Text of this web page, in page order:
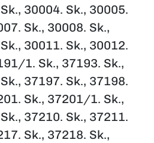
30004. Sk., 30005.
Sk., 30008. Sk.,
30011. Sk., 30012.
1. Sk., 37193. Sk.,
37197. Sk., 37198.
Sk., 37201/1. Sk.,
37210. Sk., 37211.
Sk., 37218. Sk.,